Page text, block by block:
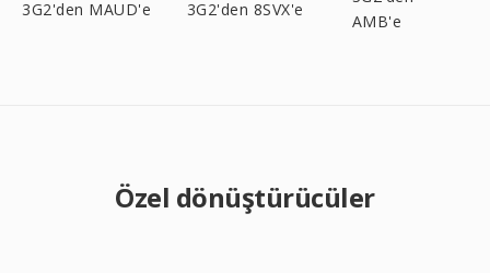
3G2'den MAUD'e 3G2'den 8SVX'e
AMB'e
Özel dönüştürücüler